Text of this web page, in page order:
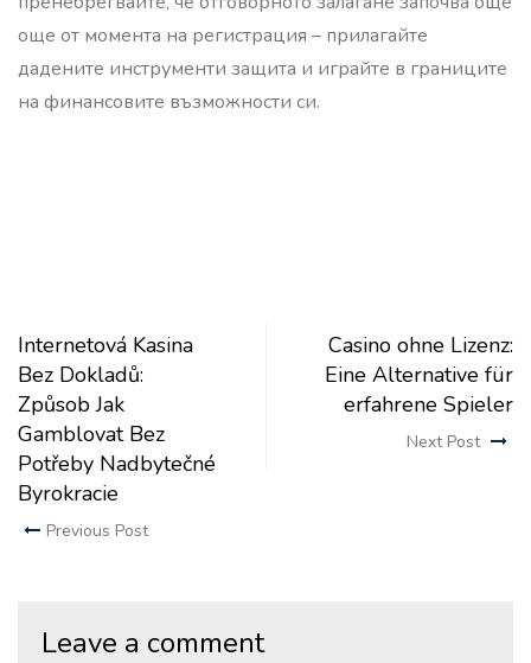
още от момента на регистрация – прилагайте
дадените инструменти защита и играйте в границите
на финансовите възможности си.
Internetová Kasina
Bez Dokladů:
Způsob Jak
Gamblovat Bez
Potřeby Nadbytečné
Byrokracie
Previous Post
Casino ohne Lizenz:
Eine Alternative für
erfahrene Spieler
Next Post
Leave a comment